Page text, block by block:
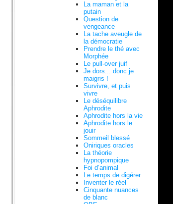
La maman et la
putain
Question de
vengeance
La tache aveugle de
la démocratie
Prendre le thé avec
Morphée
Le pull-over juif
Je dors... donc je
maigris !
Survivre, et puis
vivre
Le déséquilibre
Aphrodite
Aphrodite hors la vie
Aphrodite hors le
jouir
Sommeil blessé
Oniriques oracles
La théorie
hypnopompique
Foi d’animal
Le temps de digérer
Inventer le réel
Cinquante nuances
de blanc